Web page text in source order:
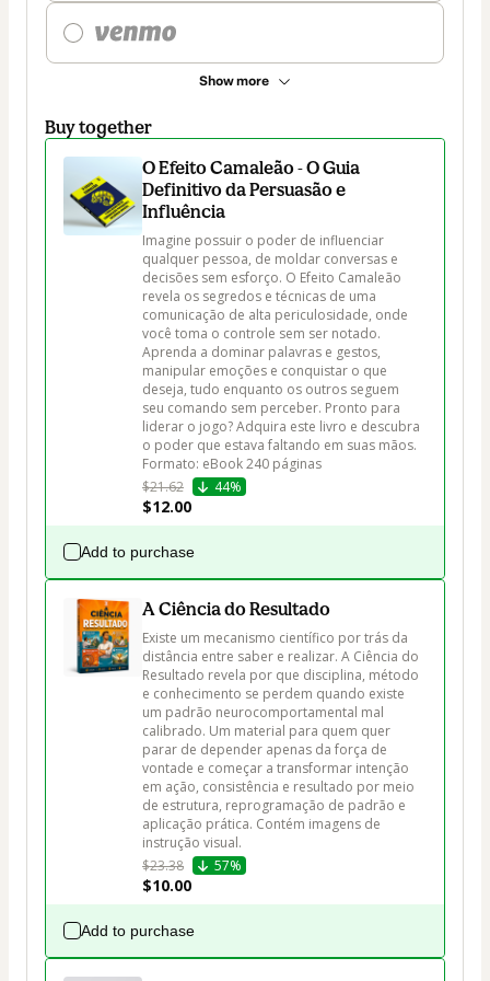
Show more
Buy together
O Efeito Camaleão - O Guia
Definitivo da Persuasão e
Influência
Imagine possuir o poder de influenciar
qualquer pessoa, de moldar conversas e
decisões sem esforço. O Efeito Camaleão
revela os segredos e técnicas de uma
comunicação de alta periculosidade, onde
você toma o controle sem ser notado.
Aprenda a dominar palavras e gestos,
manipular emoções e conquistar o que
deseja, tudo enquanto os outros seguem
seu comando sem perceber. Pronto para
liderar o jogo? Adquira este livro e descubra
o poder que estava faltando em suas mãos.
Formato: eBook 240 páginas
$21.62
44%
$12.00
Add to purchase
A Ciência do Resultado
Existe um mecanismo científico por trás da
distância entre saber e realizar. A Ciência do
Resultado revela por que disciplina, método
e conhecimento se perdem quando existe
um padrão neurocomportamental mal
calibrado. Um material para quem quer
parar de depender apenas da força de
vontade e começar a transformar intenção
em ação, consistência e resultado por meio
de estrutura, reprogramação de padrão e
aplicação prática. Contém imagens de
instrução visual.
$23.38
57%
$10.00
Add to purchase